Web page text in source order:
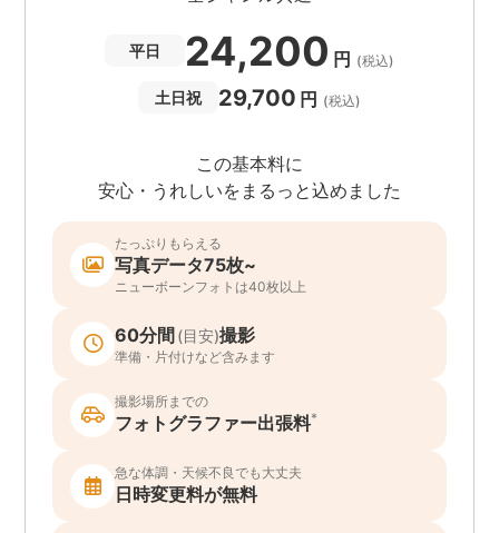
平日 24,200 円 (税込)
土日祝 29,700 円 (税込)
この基本料に
安心・うれしいをまるっと込めました
たっぷりもらえる
写真データ75枚~
ニューボーンフォトは40枚以上
60分間 (目安)撮影
準備・片付けなど含みます
撮影場所までの
フォトグラファー出張料*
急な体調・天候不良でも大丈夫
日時変更料が無料